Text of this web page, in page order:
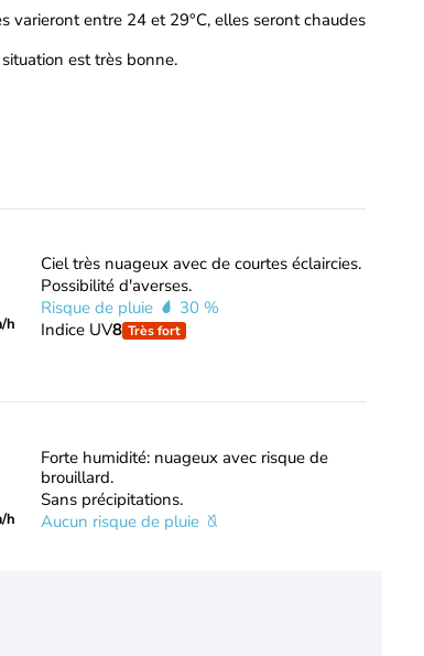
varieront entre 24 et 29°C, elles seront chaudes
est très bonne.
h
Ciel très nuageux avec de courtes éclaircies.
Possibilité d'averses.
Risque de pluie
30 %
Indice UV8 Très fort
h
Forte humidité: nuageux avec risque de
brouillard.
Sans précipitations.
Aucun risque de pluie